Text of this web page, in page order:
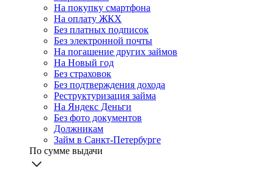
На покупку смартфона
На оплату ЖКХ
Без платных подписок
Без электронной почты
На погашение других займов
На Новый год
Без страховок
Без подтверждения дохода
Реструктуризация займа
На Яндекс Деньги
Без фото документов
Должникам
Займ в Санкт-Петербурге
По сумме выдачи